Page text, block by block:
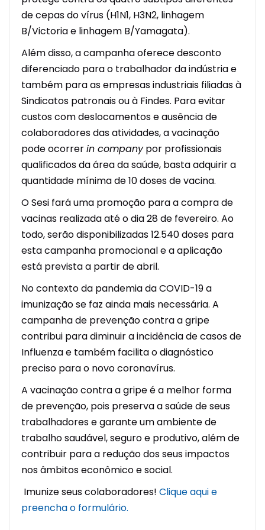
de cepas do vírus (H1N1, H3N2, linhagem
B/Victoria e linhagem B/Yamagata).
Além disso, a campanha oferece desconto
diferenciado para o trabalhador da indústria e
também para as empresas industriais filiadas à
Sindicatos patronais ou à Findes. Para evitar
custos com deslocamentos e ausência de
colaboradores das atividades, a vacinação
pode ocorrerin companypor profissionais
qualificados da área da saúde, basta adquirir a
quantidade mínima de 10 doses de vacina.
O Sesi fará uma promoção para a compra de
vacinas realizada até o dia 28 de fevereiro. Ao
todo, serão disponibilizadas 12.540 doses para
esta campanha promocionale a aplicação
está prevista a partir de abril.
No contexto da pandemiada COVID-19a
imunização se faz ainda mais necessária. A
campanha de prevenção contra a gripe
contribui para diminuir a incidência de casos de
Influenza e também facilita o diagnóstico
preciso para o novo coronavírus.
A vacinação contra a gripe é a melhor forma
de prevenção, pois preserva a saúde de seus
trabalhadores e garante um ambiente de
trabalho saudável, seguro e produtivo, além de
contribuir para a redução dos seus impactos
nos âmbitos econômico e social.
Imunize seus colaboradores! Clique aquie
preencha o formulário.